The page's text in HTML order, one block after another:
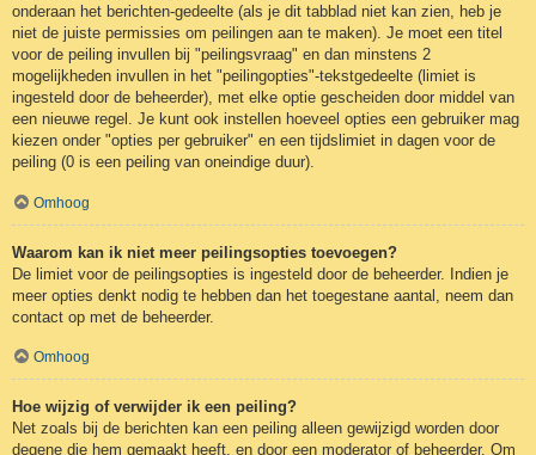
onderaan het berichten-gedeelte (als je dit tabblad niet kan zien, heb je
niet de juiste permissies om peilingen aan te maken). Je moet een titel
voor de peiling invullen bij "peilingsvraag" en dan minstens 2
mogelijkheden invullen in het "peilingopties"-tekstgedeelte (limiet is
ingesteld door de beheerder), met elke optie gescheiden door middel van
een nieuwe regel. Je kunt ook instellen hoeveel opties een gebruiker mag
kiezen onder "opties per gebruiker" en een tijdslimiet in dagen voor de
peiling (0 is een peiling van oneindige duur).
Omhoog
Waarom kan ik niet meer peilingsopties toevoegen?
De limiet voor de peilingsopties is ingesteld door de beheerder. Indien je
meer opties denkt nodig te hebben dan het toegestane aantal, neem dan
contact op met de beheerder.
Omhoog
Hoe wijzig of verwijder ik een peiling?
Net zoals bij de berichten kan een peiling alleen gewijzigd worden door
degene die hem gemaakt heeft, en door een moderator of beheerder. Om